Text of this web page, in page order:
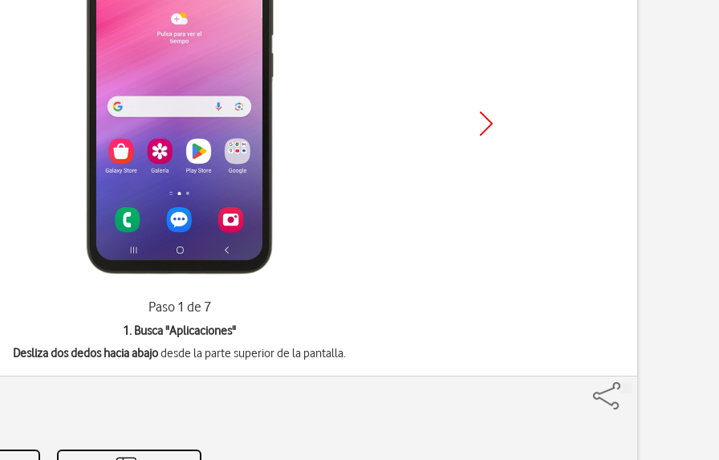
Paso 1 de 7
1. Busca "Aplicaciones"
Desliza dos dedos hacia abajodesde la parte superior de la pantalla.